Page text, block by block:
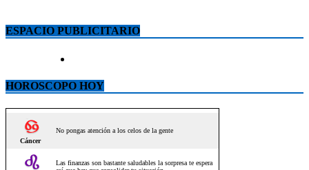
ESPACIO PUBLICITARIO
HOROSCOPO HOY